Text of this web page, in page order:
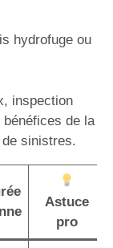
hydrofuge ou
inspection
de la
sinistres.
Astuce
pro